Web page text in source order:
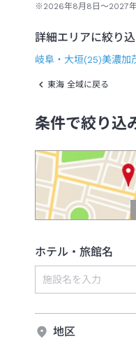
※2026年8月8日～2027年
詳細エリアに絞り
岐阜・大垣(25)美濃加
東海 全域に戻る
条件で絞り込
ホテル・旅館名
地区